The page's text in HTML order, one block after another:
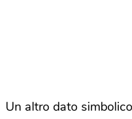
Un altro dato